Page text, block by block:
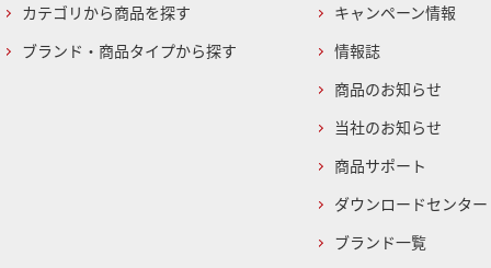
カテゴリから商品を探す
ブランド・商品タイプから探す
キャンペーン情報
情報誌
商品のお知らせ
当社のお知らせ
商品サポート
ダウンロードセンター
ブランド一覧